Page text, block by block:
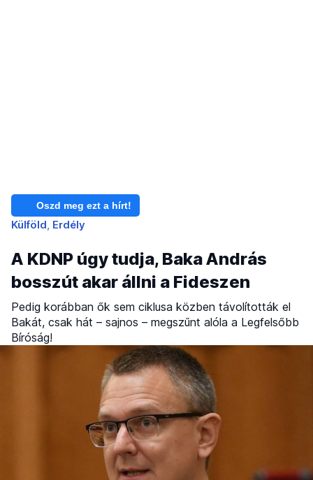
Oszd meg ezt a hírt!
Külföld Erdély
A KDNP úgy tudja, Baka András
bosszút akar állni a Fideszen
Pedig korábban ők sem ciklusa közben távolították el
Bakát, csak hát – sajnos – megszűnt alóla a Legfelsőbb
Bíróság!